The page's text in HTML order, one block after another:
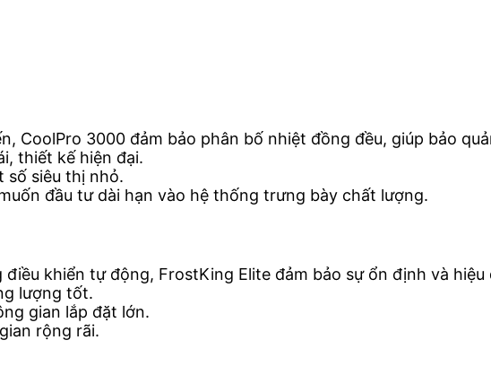
CoolPro 3000 đảm bảo phân bố nhiệt đồng đều, giúp bảo
thiết kế hiện đại.
siêu thị nhỏ.
đầu tư dài hạn vào hệ thống trưng bày chất lượng.
khiển tự động, FrostKing Elite đảm bảo sự ổn định và
lượng tốt.
gian lắp đặt lớn.
rộng rãi.